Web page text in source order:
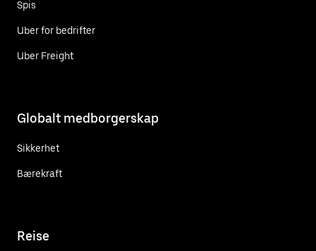
Spis
Uber for bedrifter
Uber Freight
Globalt medborgerskap
Sikkerhet
Bærekraft
Reise